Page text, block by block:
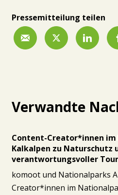
Pressemitteilung teilen
Verwandte
Content-Creator*innen
Kalkalpen zu Naturschutz
verantwortungsvoller
komoot und Nationalparks
Creator*innen im